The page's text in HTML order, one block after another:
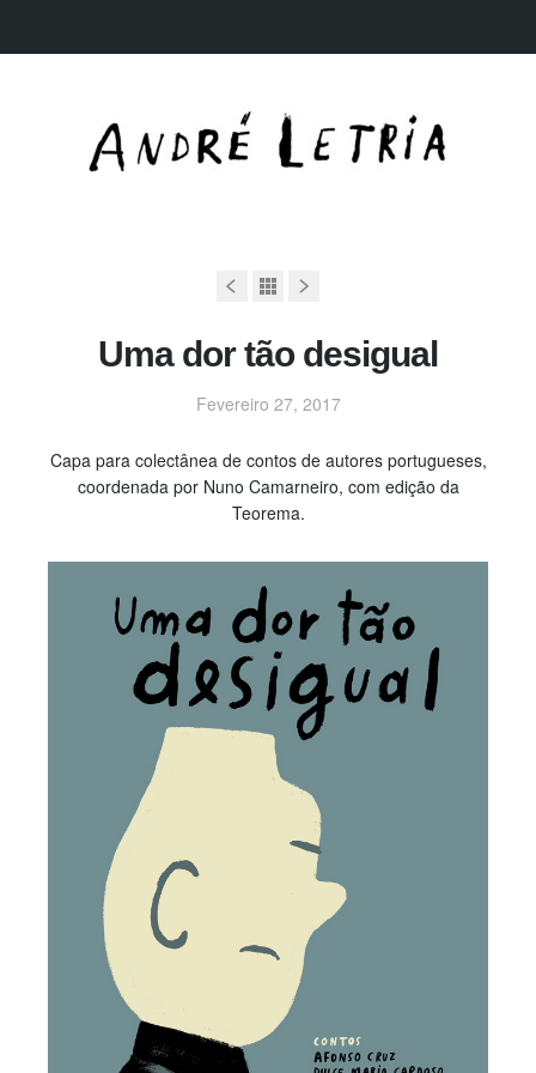
Uma dor tão desigual
Fevereiro 27, 2017
Capa para colectânea de contos de autores portugueses,
coordenada por Nuno Camarneiro, com edição da
Teorema.